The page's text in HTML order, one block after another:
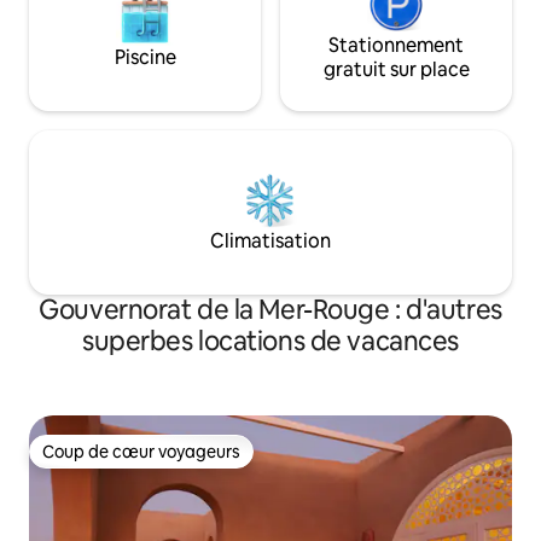
Piscine
Stationnement
gratuit sur place
Climatisation
Gouvernorat de la Mer-Rouge : d'autres
superbes locations de vacances
Coup de cœur voyageurs
Coup de cœur voyageurs